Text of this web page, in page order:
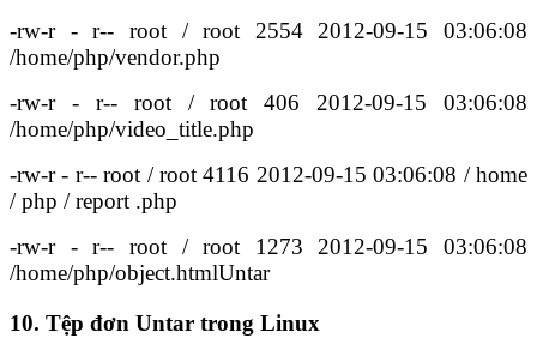
-rw-r - r-- root / root 2554 2012-09-15 03:06:08
/home/php/vendor.php
-rw-r - r-- root / root 406 2012-09-15 03:06:08
/home/php/video_title.php
-rw-r - r-- root / root 4116 2012-09-15 03:06:08 / home
/ php / report .php
-rw-r - r-- root / root 1273 2012-09-15 03:06:08
/home/php/object.htmlUntar
10. Tệp đơn Untar trong Linux